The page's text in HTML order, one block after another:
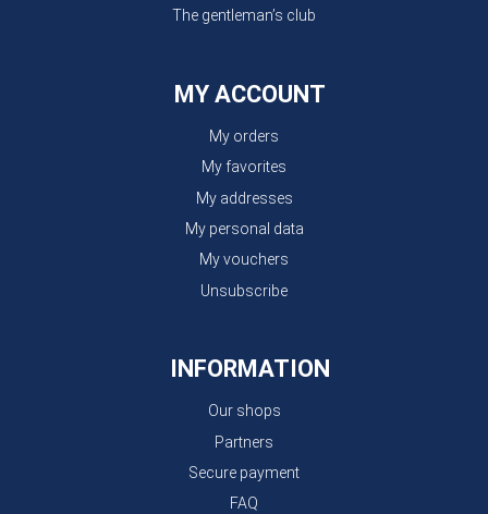
The gentleman’s club
MY ACCOUNT
My orders
My favorites
My addresses
My personal data
My vouchers
Unsubscribe
INFORMATION
Our shops
Partners
Secure payment
FAQ